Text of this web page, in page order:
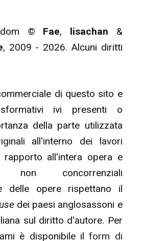
© Fae, lisachan &
, 2009 - 2026. Alcuni diritti
di questo sito e
ivi presenti o
della parte utilizzata
all'interno dei lavori
rapporto all'intera opera e
concorrenziali
delle opere rispettano il
dei paesi anglosassoni e
sul diritto d'autore. Per
è disponibile ilform di